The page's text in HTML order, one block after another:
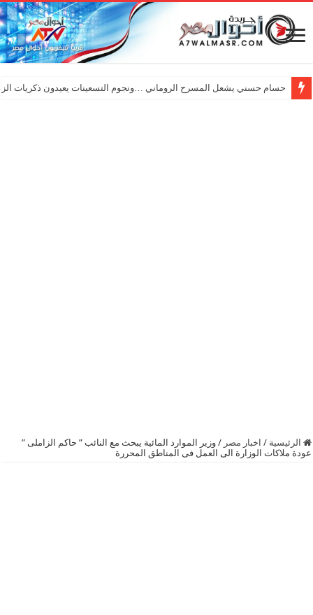
حسام حسني يشعل المسرح الروماني …ونجوم التسعينات يعيدون ذكريات
الرئيسية / اخبار مصر / وزير الموارد المائية يبحث مع النائب ” حاكم الزاملى ”
عودة ملاكات الوزارة الى العمل فى المناطق المحررة